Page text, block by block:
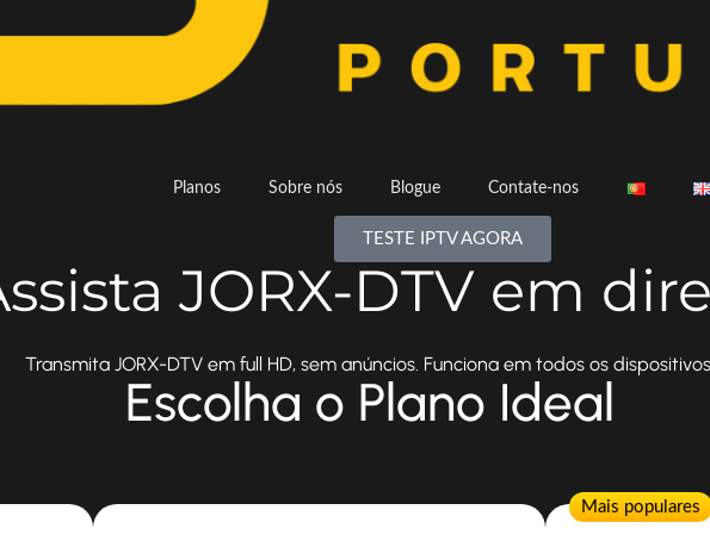
Planos Sobre nós Blogue Contate-nos
TESTE IPTV AGORA
JORX-DTV em
Transmita JORX-DTV em full HD, sem anúncios. Funciona em todos os
Escolha o Plano Ideal
Most Popular Mais populares